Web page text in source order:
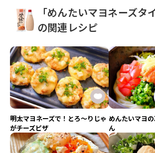
「めんたいマヨネーズタ
の関連レシピ
明太マヨネーズで！とろ〜りじゃ
がチーズピザ
めんたいマヨ
ん